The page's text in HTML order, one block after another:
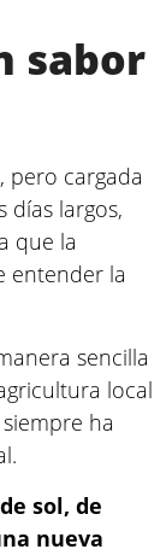
sabor
pero cargada
días largos,
que la
entender la
sencilla
local
ha
sol, de
nueva